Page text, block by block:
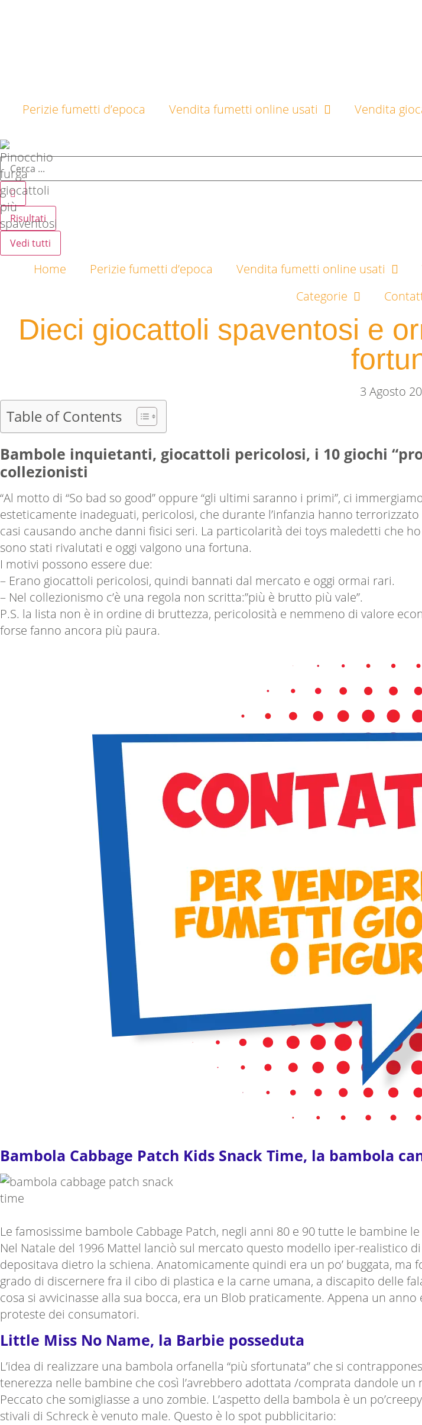
Perizie fumetti d’epoca Vendita fumetti online usati Vendita
Risultati
Vedi tutti
Home Perizie fumetti d’epoca Vendita fumetti online usati
Categorie
Dieci giocattoli spaventosi e
3 Agosto
Table of Contents
Bambole inquietanti, giocattoli pericolosi, i 10 giochi
collezionisti
“Al motto di “So bad so good” oppure “gli ultimi saranno i primi”, ci
esteticamente inadeguati, pericolosi, che durante l’infanzia hanno
casi causando anche danni fisici seri. La particolarità dei toys maledetti che
sono stati rivalutati e oggi valgono una fortuna.
I motivi possono essere due:
– Erano giocattoli pericolosi, quindi bannati dal mercato e oggi ormai rari.
– Nel collezionismo c’è una regola non scritta:”più è brutto più vale”.
P.S. la lista non è in ordine di bruttezza, pericolosità e nemmeno di valore
forse fanno ancora più paura.
Bambola Cabbage Patch Kids Snack Time, la bambola
Le famosissime bambole Cabbage Patch, negli anni 80 e 90 tutte le bambine
Nel Natale del 1996 Mattel lanciò sul mercato questo modello iper-realistico
depositava dietro la schiena. Anatomicamente quindi era un po’ buggata,
grado di discernere fra il cibo di plastica e la carne umana, a discapito delle
cosa si avvicinasse alla sua bocca, era un Blob praticamente. Appena un
proteste dei consumatori.
Little Miss No Name, la Barbie posseduta
L’idea di realizzare una bambola orfanella “più sfortunata” che si
tenerezza nelle bambine che così l’avrebbero adottata /comprata dandole un
Peccato che somigliasse a uno zombie. L’aspetto della bambola è un
stivali di Schreck è venuto male. Questo è lo spot pubblicitario: